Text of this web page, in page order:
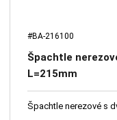
#BA-216100
Špachtle
L=215mm
Špachtle nerezové s